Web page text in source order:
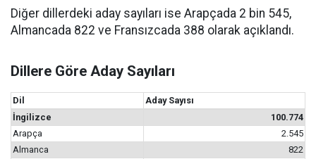
Diğer dillerdeki aday sayıları ise Arapçada 2 bin 545,
Almancada 822 ve Fransızcada 388 olarak açıklandı.
Dillere Göre Aday Sayıları
Dil
Aday Sayısı
İngilizce
100.774
Arapça
2.545
Almanca
822